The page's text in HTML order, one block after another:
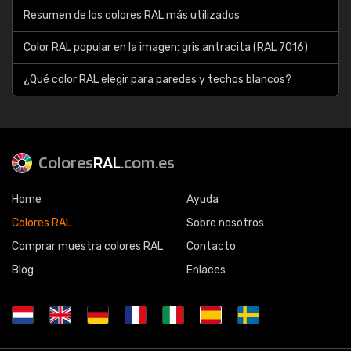
Resumen de los colores RAL más utilizados
Color RAL popular en la imagen: gris antracita (RAL 7016)
¿Qué color RAL elegir para paredes y techos blancos?
ColoresRAL.com.es
Home
Colores RAL
Comprar muestra colores RAL
Blog
Ayuda
Sobre nosotros
Contacto
Enlaces